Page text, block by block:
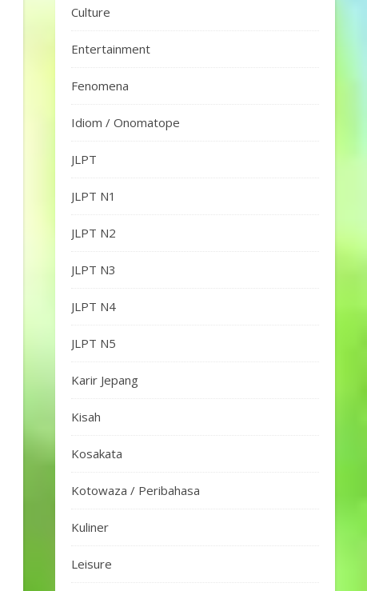
Culture
Entertainment
Fenomena
Idiom / Onomatope
JLPT
JLPT N1
JLPT N2
JLPT N3
JLPT N4
JLPT N5
Karir Jepang
Kisah
Kosakata
Kotowaza / Peribahasa
Kuliner
Leisure